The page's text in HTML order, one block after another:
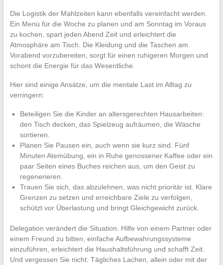
Die Logistik der Mahlzeiten kann ebenfalls vereinfacht werden.
Ein Menü für die Woche zu planen und am Sonntag im Voraus
zu kochen, spart jeden Abend Zeit und erleichtert die
Atmosphäre am Tisch. Die Kleidung und die Taschen am
Vorabend vorzubereiten, sorgt für einen ruhigeren Morgen und
schont die Energie für das Wesentliche.
Hier sind einige Ansätze, um die mentale Last im Alltag zu
verringern:
Beteiligen Sie die Kinder an altersgerechten Hausarbeiten:
den Tisch decken, das Spielzeug aufräumen, die Wäsche
sortieren.
Planen Sie Pausen ein, auch wenn sie kurz sind. Fünf
Minuten Atemübung, ein in Ruhe genossener Kaffee oder ein
paar Seiten eines Buches reichen aus, um den Geist zu
regenerieren.
Trauen Sie sich, das abzulehnen, was nicht prioritär ist. Klare
Grenzen zu setzen und erreichbare Ziele zu verfolgen,
schützt vor Überlastung und bringt Gleichgewicht zurück.
Delegation verändert die Situation. Hilfe von einem Partner oder
einem Freund zu bitten, einfache Aufbewahrungssysteme
einzuführen, erleichtert die Haushaltsführung und schafft Zeit.
Und vergessen Sie nicht: Tägliches Lachen, allein oder mit der